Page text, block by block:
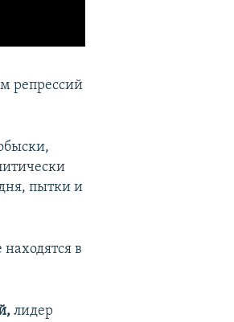
репрессий
пытки и
в
лидер